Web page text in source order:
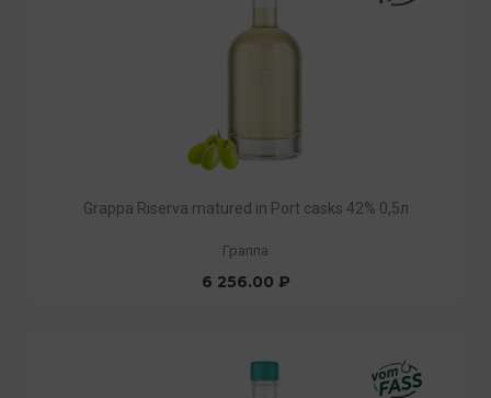
Grappa Riserva matured in Port casks 42% 0,5л
Граппа
6 256.00 ₽